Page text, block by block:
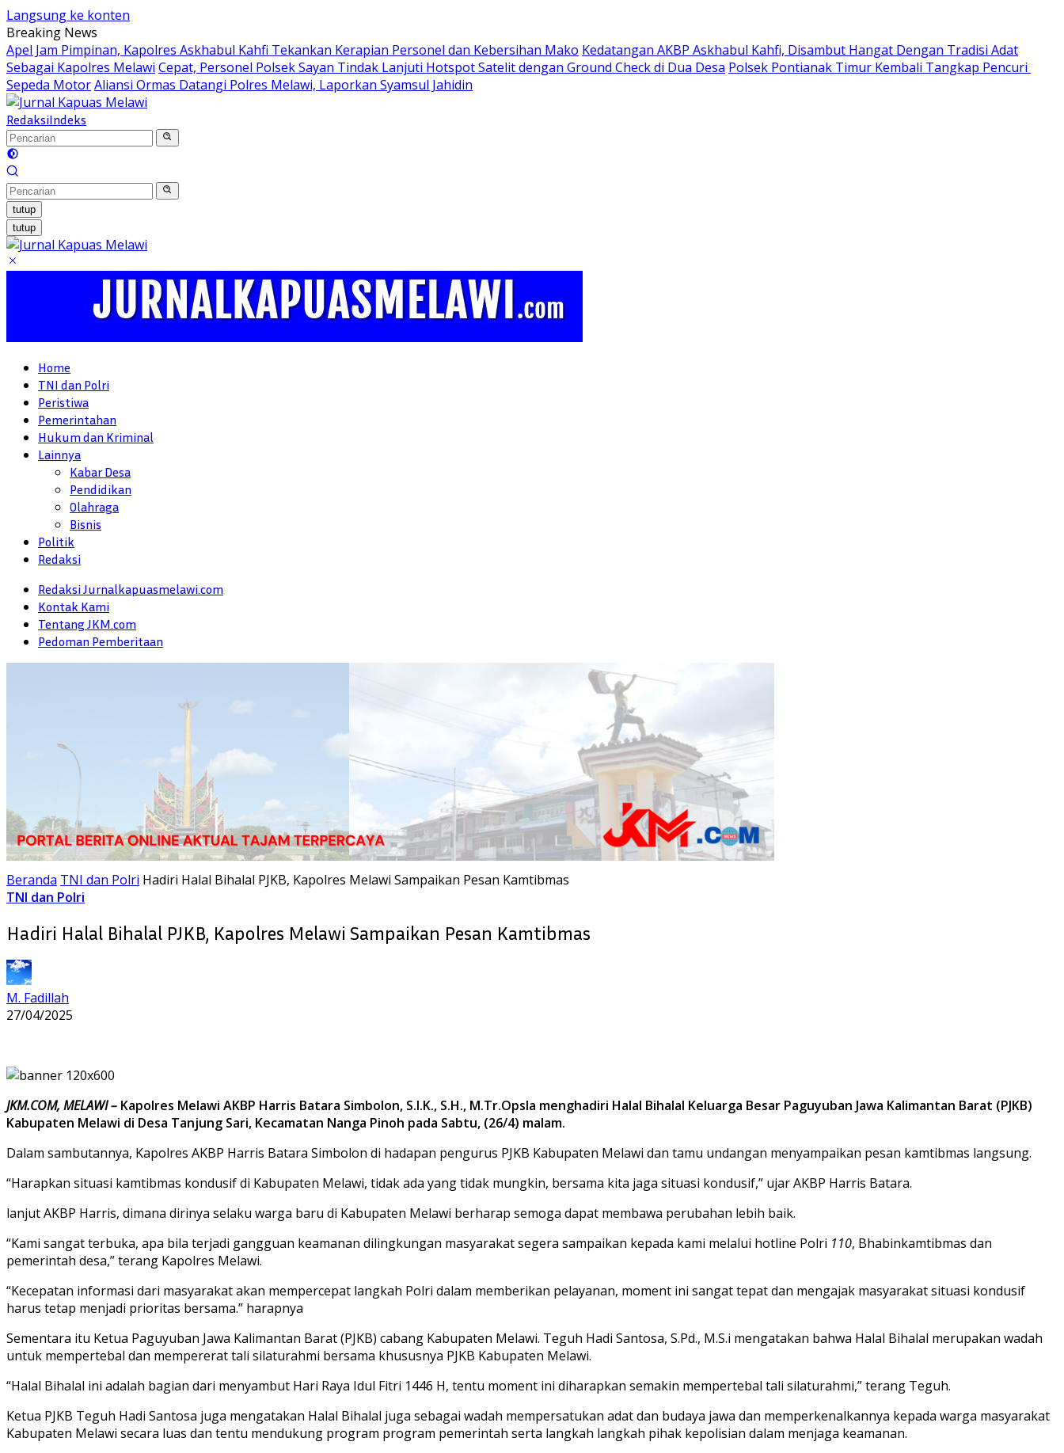
Langsung ke konten
Breaking News
Apel Jam Pimpinan, Kapolres Askhabul Kahfi Tekankan Kerapian Personel dan Kebersihan Mako Kedatangan AKBP Askhabul Kahfi, Disambut Hangat Dengan Tradisi Adat
Sebagai Kapolres Melawi Cepat, Personel Polsek Sayan Tindak Lanjuti Hotspot Satelit dengan Ground Check di Dua Desa Polsek Pontianak Timur Kembali Tangkap Pencuri
Sepeda MotorAliansi Ormas Datangi Polres Melawi, Laporkan Syamsul Jahidin
RedaksiIndeks
tutup
tutup
Home
TNI dan Polri
Peristiwa
Pemerintahan
Hukum dan Kriminal
Lainnya
Kabar Desa
Pendidikan
Olahraga
Bisnis
Politik
Redaksi
Redaksi Jurnalkapuasmelawi.com
Kontak Kami
Tentang JKM.com
Pedoman Pemberitaan
Beranda TNI dan Polri Hadiri Halal Bihalal PJKB, Kapolres Melawi Sampaikan Pesan Kamtibmas
TNI dan Polri
Hadiri Halal Bihalal PJKB, Kapolres Melawi Sampaikan Pesan Kamtibmas
M. Fadillah
27/04/2025
JKM.COM, MELAWI – Kapolres Melawi AKBP Harris Batara Simbolon, S.I.K., S.H., M.Tr.Opsla menghadiri Halal Bihalal Keluarga Besar Paguyuban Jawa Kalimantan Barat (PJKB)
Kabupaten Melawi di Desa Tanjung Sari, Kecamatan Nanga Pinoh pada Sabtu, (26/4) malam.
Dalam sambutannya, Kapolres AKBP Harris Batara Simbolon di hadapan pengurus PJKB Kabupaten Melawi dan tamu undangan menyampaikan pesan kamtibmas langsung.
“Harapkan situasi kamtibmas kondusif di Kabupaten Melawi, tidak ada yang tidak mungkin, bersama kita jaga situasi kondusif,” ujar AKBP Harris Batara.
lanjut AKBP Harris, dimana dirinya selaku warga baru di Kabupaten Melawi berharap semoga dapat membawa perubahan lebih baik.
“Kami sangat terbuka, apa bila terjadi gangguan keamanan dilingkungan masyarakat segera sampaikan kepada kami melalui hotline Polri 110, Bhabinkamtibmas dan
pemerintah desa,” terang Kapolres Melawi.
“Kecepatan informasi dari masyarakat akan mempercepat langkah Polri dalam memberikan pelayanan, moment ini sangat tepat dan mengajak masyarakat situasi kondusif
harus tetap menjadi prioritas bersama.” harapnya
Sementara itu Ketua Paguyuban Jawa Kalimantan Barat (PJKB) cabang Kabupaten Melawi. Teguh Hadi Santosa, S.Pd., M.S.i mengatakan bahwa Halal Bihalal merupakan wadah
untuk mempertebal dan mempererat tali silaturahmi bersama khususnya PJKB Kabupaten Melawi.
“Halal Bihalal ini adalah bagian dari menyambut Hari Raya Idul Fitri 1446 H, tentu moment ini diharapkan semakin mempertebal tali silaturahmi,” terang Teguh.
Ketua PJKB Teguh Hadi Santosa juga mengatakan Halal Bihalal juga sebagai wadah mempersatukan adat dan budaya jawa dan memperkenalkannya kepada warga masyarakat
Kabupaten Melawi secara luas dan tentu mendukung program program pemerintah serta langkah langkah pihak kepolisian dalam menjaga keamanan.